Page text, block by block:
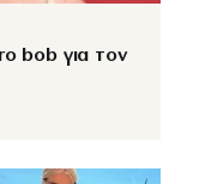
bob για τον